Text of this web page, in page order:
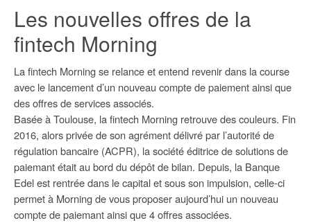
Les nouvelles offres de la
fintech Morning
La fintech Morning se relance et entend revenir dans la course
avec le lancement d’un nouveau compte de paiement ainsi que
des offres de services associés.
Basée à Toulouse, la fintech Morning retrouve des couleurs. Fin
2016, alors privée de son agrément délivré par l’autorité de
régulation bancaire (ACPR), la société éditrice de solutions de
paiemant était au bord du dépôt de bilan. Depuis, la Banque
Edel est rentrée dans le capital et sous son impulsion, celle-ci
permet à Morning de vous proposer aujourd’hui un nouveau
compte de paiemant ainsi que 4 offres associées.